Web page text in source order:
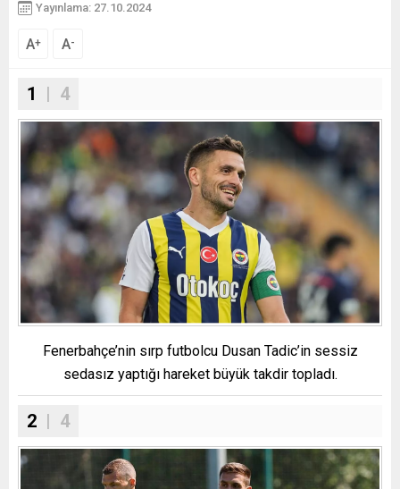
Yayınlama: 27.10.2024
A+ A-
1 | 4
Fenerbahçe’nin sırp futbolcu Dusan Tadic’in sessiz
sedasız yaptığı hareket büyük takdir topladı.
2 | 4